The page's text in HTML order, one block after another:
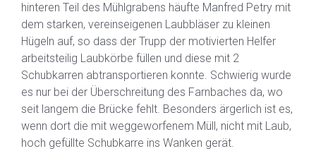
hinteren Teil des Mühlgrabens häufte Manfred Petry mit
dem starken, vereinseigenen Laubbläser zu kleinen
Hügeln auf, so dass der Trupp der motivierten Helfer
arbeitsteilig Laubkörbe füllen und diese mit 2
Schubkarren abtransportieren konnte. Schwierig wurde
es nur bei der Überschreitung des Farnbaches da, wo
seit langem die Brücke fehlt. Besonders ärgerlich ist es,
wenn dort die mit weggeworfenem Müll, nicht mit Laub,
hoch gefüllte Schubkarre ins Wanken gerät.